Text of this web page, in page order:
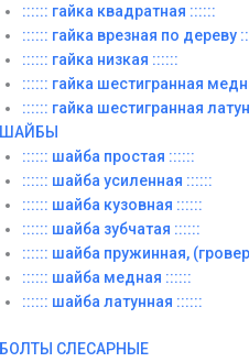
:::::: гайка квадратная ::::::
:::::: гайка врезная по дереву
:::::: гайка низкая ::::::
:::::: гайка шестигранная
:::::: гайка шестигранная
ШАЙБЫ
:::::: шайба простая ::::::
:::::: шайба усиленная ::::::
:::::: шайба кузовная ::::::
:::::: шайба зубчатая ::::::
:::::: шайба пружинная,
:::::: шайба медная ::::::
:::::: шайба латунная ::::::
БОЛТЫ СЛЕСАРНЫЕ